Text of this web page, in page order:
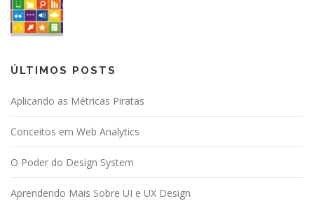
ÚLTIMOS POSTS
Aplicando as Métricas Piratas
Conceitos em Web Analytics
O Poder do Design System
Aprendendo Mais Sobre UI e UX Design